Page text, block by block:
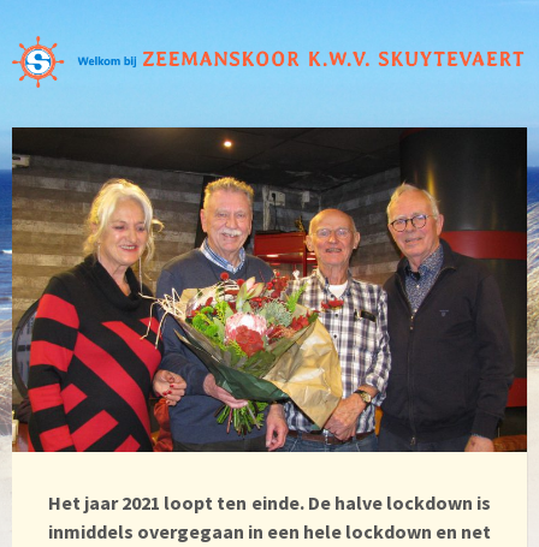
Het jaar 2021 loopt ten einde. De halve lockdown is
inmiddels overgegaan in een hele lockdown en net